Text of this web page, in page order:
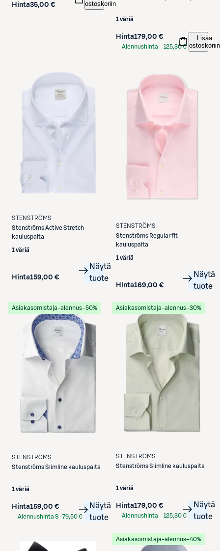
Hinta35,00 € ostoskoriin
1 väriä
Hinta179,00 €
Alennushinta
125,30 €
Lisää
ostoskoriin
STENSTRÖMS
StenströmsActive Stretch
kauluspaita
1 väriä
Hinta159,00 €
Näytä
tuote
STENSTRÖMS
Stenströms Regular fit
kauluspaita
1 väriä
Hinta169,00 €
Näytä
tuote
Asiakasomistaja-alennus−50%
STENSTRÖMS
StenströmsSlimline kauluspaita
1 väriä
Hinta159,00 €
Alennushinta S-79,50 €
Näytä
tuote
Asiakasomistaja-alennus−30%
STENSTRÖMS
StenströmsSlimline kauluspaita
1 väriä
Hinta179,00 €
Alennushinta
125,30 €
Näytä
tuote
Asiakasomistaja-alennus−40%